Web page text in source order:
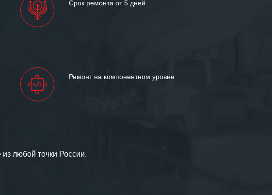
Срок ремонта от 5 дней
Ремонт на компонентном уровне
любой точки России.